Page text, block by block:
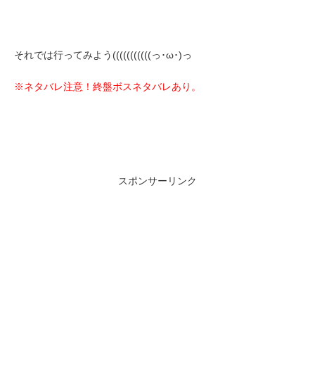
それでは行ってみよう(((((((((((っ･ω･)っ
※ネタバレ注意！終盤ボスネタバレあり。
スポンサーリンク